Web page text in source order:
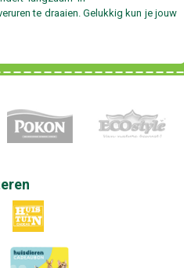
te draaien. Gelukkig kun je jouw